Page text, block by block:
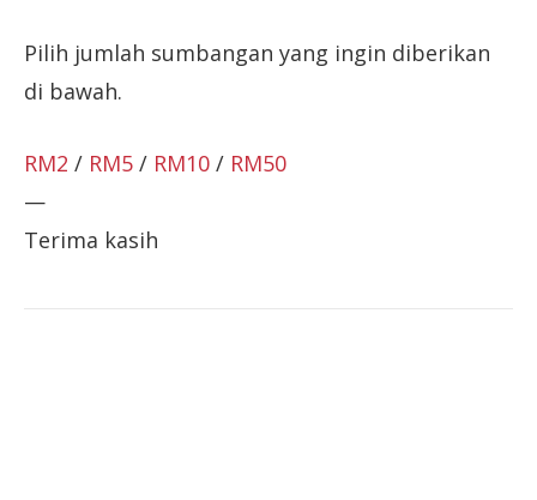
Pilih jumlah sumbangan yang ingin diberikan
di bawah.
RM2 / RM5 / RM10 / RM50
—
Terima kasih